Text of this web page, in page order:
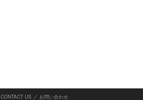
CONTACT US ／ お問い合わせ